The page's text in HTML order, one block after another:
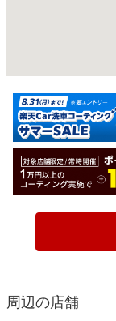
周辺の店舗